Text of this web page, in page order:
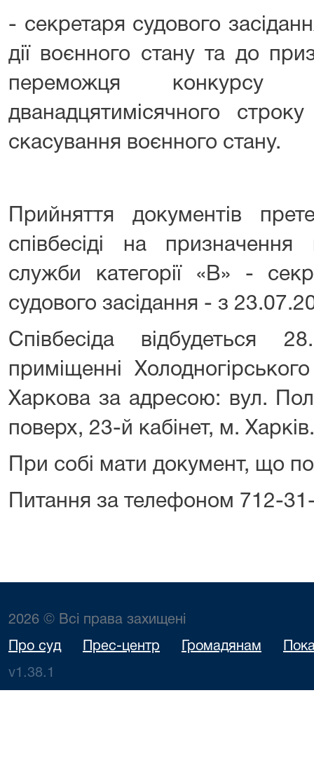
- секретаря судового
дії воєнного стану та до
переможця
дванадцятимісячного
скасування воєнного стану.
Прийняття документів
співбесіді на
служби категорії «В» -
судового засідання - з
Співбесіда
приміщенні
Харкова за адресою: вул.
поверх, 23-й кабінет, м. Харків.
При собі мати документ, що
Питання за телефоном 712-
2026 © Всі права захищені
Про суд Прес-центр Громадянам
v1.38.1